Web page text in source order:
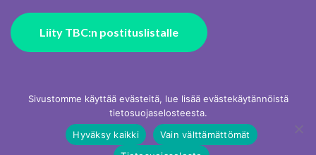
Liity TBC:n postituslistalle
Sivustomme käyttää evästeitä, lue lisää evästekäytännöistä
tietosuojaselosteesta.
Hyväksy kaikki
Vain välttämättömät